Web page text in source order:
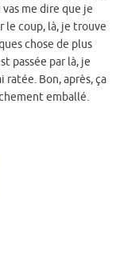
me dire que je
le coup, là, je trouve
chose de plus
passée par là, je
ratée. Bon, après, ça
emballé.